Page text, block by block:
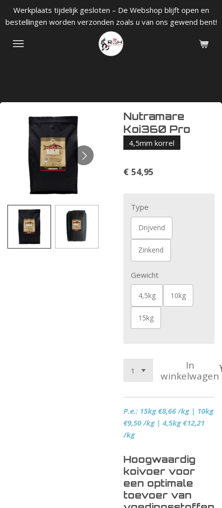
Ga
direct
Werkplaats tijdelijk gesloten – De Webshop blijft open en
bestellingen worden verzonden zoals u van ons gewend bent!
Nutramare
Koi360 Pro
4,5mm korrel
€ 54,95
Type
Drijvend
Zinkend
Gewicht
4,5kg 10kg
15kg
In
winkelwagen
P.e.: 15kg €8,66 /kg | 10kg
€9,50 /kg | 4,5kg €12,21
/kg
Hoogwaardig
koivoer voor
een optimale
toevoer van